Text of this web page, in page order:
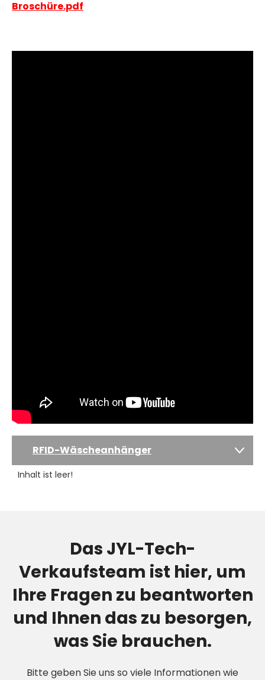
Broschüre.pdf
RFID-Wäscheanhänger
Inhalt ist leer!
Das JYL-Tech-
Verkaufsteam ist hier, um
Ihre Fragen zu beantworten
und Ihnen das zu besorgen,
was Sie brauchen.
Bitte geben Sie uns so viele Informationen wie